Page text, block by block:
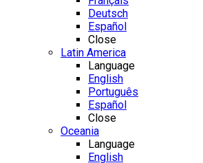
Deutsch
Español
Close
Latin America
Language
English
Português
Español
Close
Oceania
Language
English